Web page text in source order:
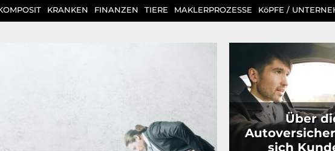
KRANKEN FINANZEN TIERE MAKLERPROZESSE KöPFE /
Über
sich